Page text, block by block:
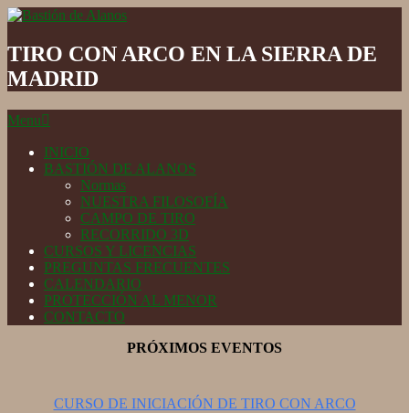
Skip
content
de
Alanos
TIRO CON ARCO EN LA SIERRA DE
MADRID
Secondary
Menu
Menu
INICIO
BASTIÓN DE ALANOS
Normas
NUESTRA FILOSOFÍA
CAMPO DE TIRO
RECORRIDO 3D
CURSOS Y LICENCIAS
PREGUNTAS FRECUENTES
CALENDARIO
PROTECCIÓN AL MENOR
CONTACTO
PRÓXIMOS EVENTOS
CURSO DE INICIACIÓN DE TIRO CON ARCO